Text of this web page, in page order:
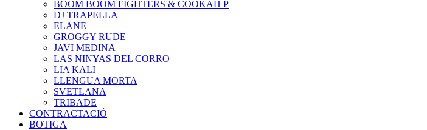
BOOM BOOM FIGHTERS & COOKAH P
DJ TRAPELLA
ELANE
GROGGY RUDE
JAVI MEDINA
LAS NINYAS DEL CORRO
LIA KALI
LLENGUA MORTA
SVETLANA
TRIBADE
CONTRACTACIÓ
BOTIGA